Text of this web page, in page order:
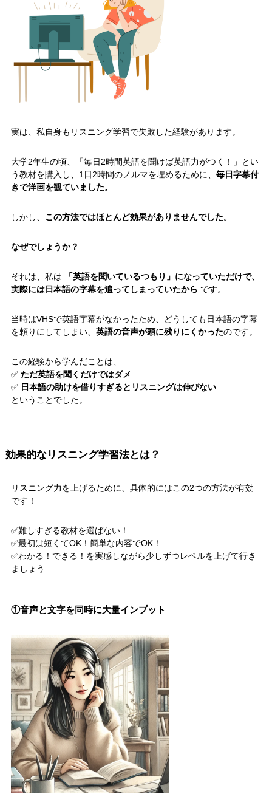
実は、私自身もリスニング学習で失敗した経験があります。
大学2年生の頃、「毎日2時間英語を聞けば英語力がつく！」とい
う教材を購入し、1日2時間のノルマを埋めるために、 毎日字幕付
きで洋画を観ていました。
しかし、 この方法ではほとんど効果がありませんでした。
なぜでしょうか？
それは、私は
「英語を聞いているつもり」になっていただけで、
実際には日本語の字幕を追ってしまっていたから です。
当時はVHSで英語字幕がなかったため、どうしても日本語の字幕
を頼りにしてしまい、 英語の音声が頭に残りにくかったのです。
この経験から学んだことは、
✅ ただ英語を聞くだけではダメ
✅ 日本語の助けを借りすぎるとリスニングは伸びない
ということでした。
効果的なリスニング学習法とは？
リスニング力を上げるために、具体的にはこの2つの方法が有効
です！
✅難しすぎる教材を選ばない！
✅最初は短くてOK！簡単な内容でOK！
✅わかる！できる！を実感しながら少しずつレベルを上げて行き
ましょう
①音声と文字を同時に大量インプット